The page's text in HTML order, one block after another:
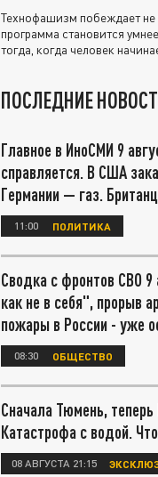
Технофашизм побеждает не
программа становится
тогда, когда человек
ПОСЛЕДНИЕ
Главное в ИноСМИ 9
справляется. В США
Германии — газ.
11:00 ПОЛИТИКА
Сводка с фронтов СВО
как не в себя", прорыв
пожары в России - уже
08:30 ОБЩЕСТВО
Сначала Тюмень, теперь
Катастрофа с водой.
08 АВГУСТА 21:15